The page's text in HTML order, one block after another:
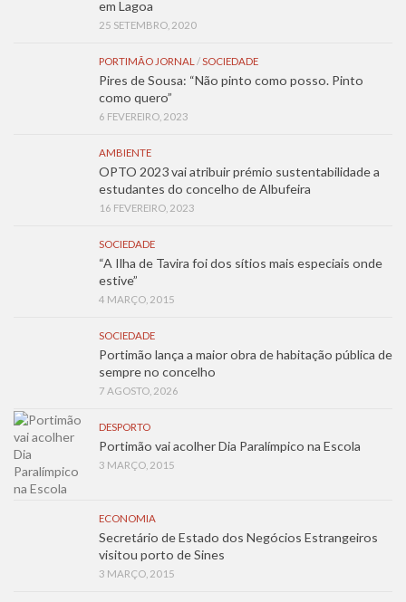
em Lagoa
25 SETEMBRO, 2020
PORTIMÃO JORNAL / SOCIEDADE
Pires de Sousa: “Não pinto como posso. Pinto
como quero”
6 FEVEREIRO, 2023
AMBIENTE
OPTO 2023 vai atribuir prémio sustentabilidade a
estudantes do concelho de Albufeira
16 FEVEREIRO, 2023
SOCIEDADE
“A Ilha de Tavira foi dos sítios mais especiais onde
estive”
4 MARÇO, 2015
SOCIEDADE
Portimão lança a maior obra de habitação pública de
sempre no concelho
7 AGOSTO, 2026
DESPORTO
Portimão vai acolher Dia Paralímpico na Escola
3 MARÇO, 2015
ECONOMIA
Secretário de Estado dos Negócios Estrangeiros
visitou porto de Sines
3 MARÇO, 2015